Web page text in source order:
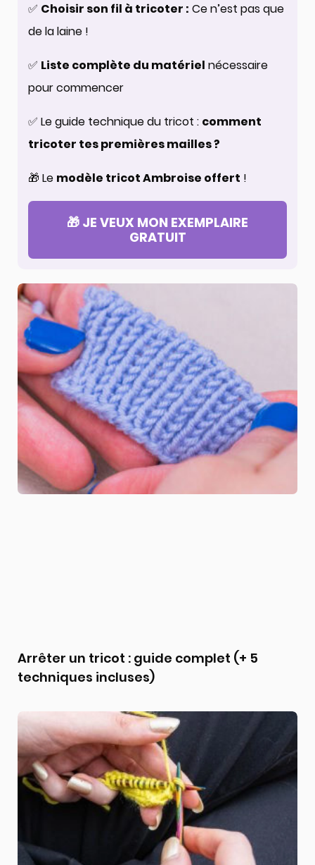
✅ Choisir son fil à tricoter : Ce n’est pas que
de la laine !
✅ Liste complète du matériel nécessaire
pour commencer
✅ Le guide technique du tricot : comment
tricoter tes premières mailles ?
🎁 Le modèle tricot Ambroise offert !
🎁 JE VEUX MON EXEMPLAIRE
GRATUIT
Arrêter un tricot : guide complet (+ 5
techniques incluses)